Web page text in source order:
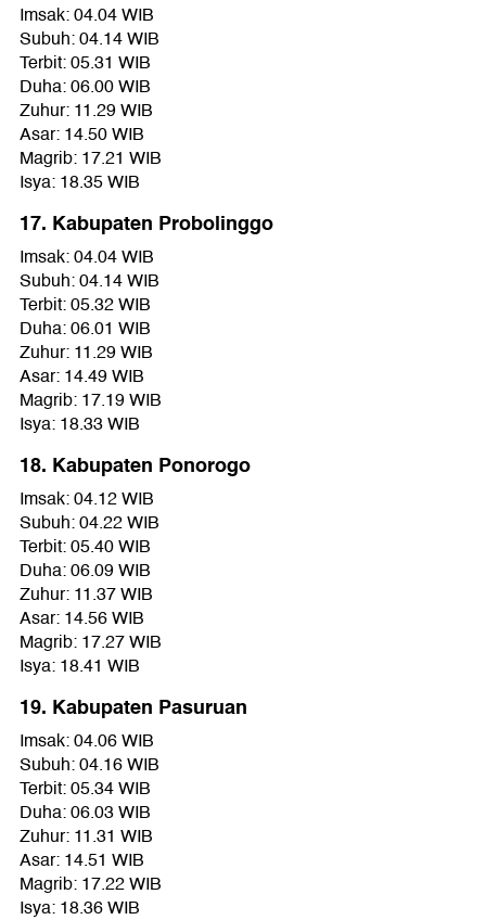
Imsak: 04.04 WIB
Subuh: 04.14 WIB
Terbit: 05.31 WIB
Duha: 06.00 WIB
Zuhur: 11.29 WIB
Asar: 14.50 WIB
Magrib: 17.21 WIB
Isya: 18.35 WIB
17. Kabupaten Probolinggo
Imsak: 04.04 WIB
Subuh: 04.14 WIB
Terbit: 05.32 WIB
Duha: 06.01 WIB
Zuhur: 11.29 WIB
Asar: 14.49 WIB
Magrib: 17.19 WIB
Isya: 18.33 WIB
18. Kabupaten Ponorogo
Imsak: 04.12 WIB
Subuh: 04.22 WIB
Terbit: 05.40 WIB
Duha: 06.09 WIB
Zuhur: 11.37 WIB
Asar: 14.56 WIB
Magrib: 17.27 WIB
Isya: 18.41 WIB
19. Kabupaten Pasuruan
Imsak: 04.06 WIB
Subuh: 04.16 WIB
Terbit: 05.34 WIB
Duha: 06.03 WIB
Zuhur: 11.31 WIB
Asar: 14.51 WIB
Magrib: 17.22 WIB
Isya: 18.36 WIB